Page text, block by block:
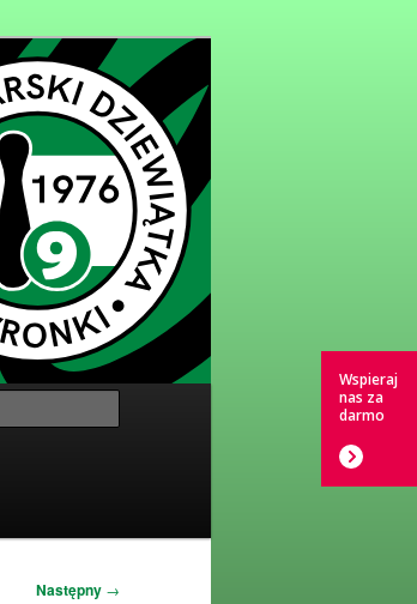
Następny →
Wspieraj
nas za
darmo